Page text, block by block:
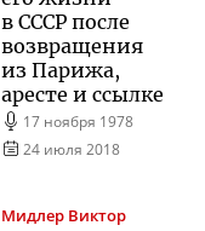
в СССР после
возвращения
из Парижа,
аресте и ссылке
17 ноября 1978
24 июля 2018
Мидлер Виктор